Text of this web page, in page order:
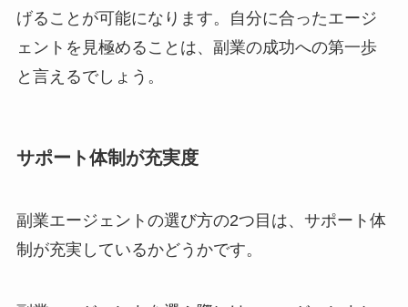
げることが可能になります。自分に合ったエージ
ェントを見極めることは、副業の成功への第一歩
と言えるでしょう。
サポート体制が充実度
副業エージェントの選び方の2つ目は、サポート体
制が充実しているかどうかです。